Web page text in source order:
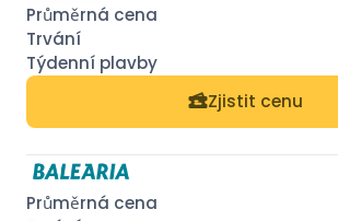
Zjistit cenu